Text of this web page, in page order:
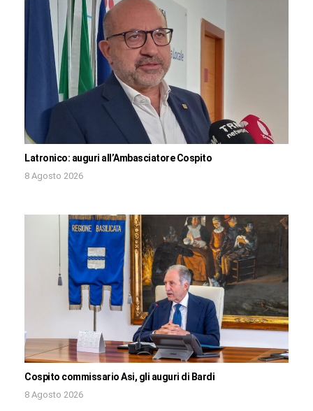
Latronico: auguri all’Ambasciatore Cospito
8 Agosto 2026
Cospito commissario Asi, gli auguri di Bardi
8 Agosto 2026